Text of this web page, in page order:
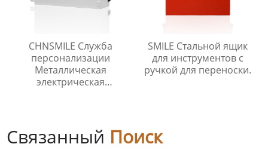
CHNSMILE Служба
персонализации
Металлическая
электрическая
SMILE Стальной ящик
для инструментов с
ручкой для переноски.
Связанный Поиск